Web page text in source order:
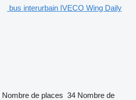
bus interurbain IVECO Wing Daily
Nombre de places 34 Nombre de